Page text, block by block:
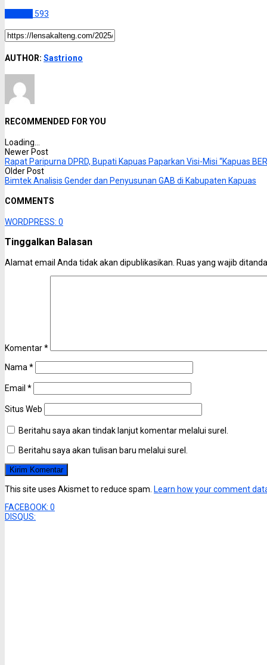
593
AUTHOR: Sastriono
RECOMMENDED FOR YOU
Loading...
Newer Post
Rapat Paripurna DPRD, Bupati Kapuas Paparkan Visi-Misi “Kapuas
Older Post
Bimtek Analisis Gender dan Penyusunan GAB di Kabupaten Kapuas
COMMENTS
WORDPRESS: 0
Tinggalkan Balasan
Alamat email Anda tidak akan dipublikasikan. Ruas yang wajib
Komentar*
Nama *
Email *
Situs Web
Beritahu saya akan tindak lanjut komentar melalui surel.
Beritahu saya akan tulisan baru melalui surel.
This site uses Akismet to reduce spam. Learn how your comment
FACEBOOK: 0
DISQUS: